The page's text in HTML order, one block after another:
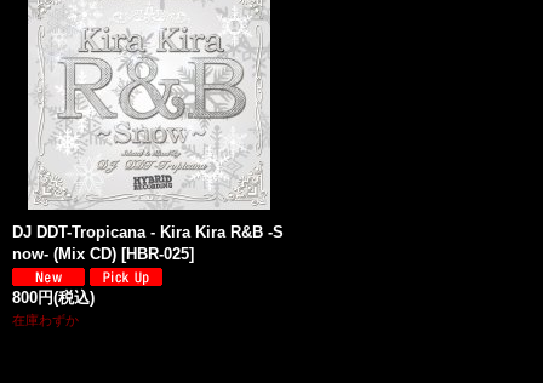
DJ DDT-Tropicana - Kira Kira R&B -S
now- (Mix CD) [HBR-025]
800円(税込)
在庫わずか